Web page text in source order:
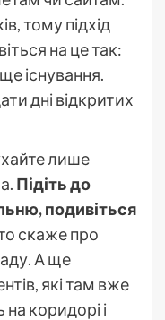
тому підхід
на це так:
існування.
дні відкритих
лише
Підіть до
подивіться
скаже про
А ще
які там вже
коридорі і